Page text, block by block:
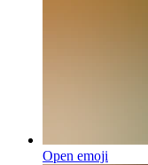
Open emoji